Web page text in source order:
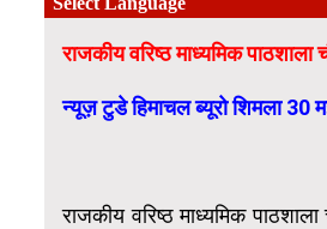
राजकीय वरिष्ठ माध्यमिक पाठशाला
न्यूज़ टुडे हिमाचल ब्यूरो शिमला 30
राजकीय वरिष्ठ माध्यमिक